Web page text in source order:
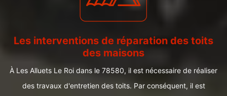
Les interventions de réparation des toits
des maisons
À Les Alluets Le Roi dans le 78580, il est nécessaire de réaliser
des travaux d'entretien des toits. Par conséquent, il est